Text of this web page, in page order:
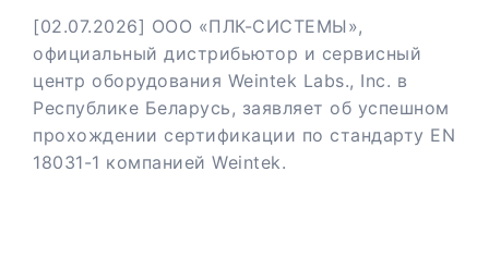
[02.07.2026] ООО «ПЛК-СИСТЕМЫ»,
официальный дистрибьютор и сервисный
центр оборудования Weintek Labs., Inc. в
Республике Беларусь, заявляет об успешном
прохождении сертификации по стандарту EN
18031-1 компанией Weintek.